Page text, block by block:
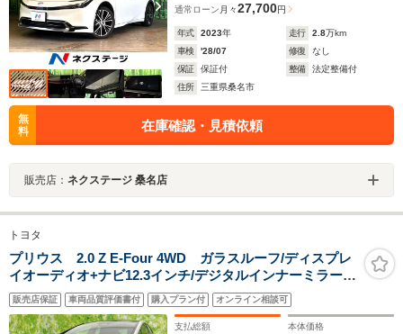
通常ローン 月々27,700円
年式 2023年 走行 2.8万km
車検
'28/07 修復
なし
保証
保証付 整備
法定整備付
住所
三重県桑名市
無
料
在庫確認・見積依頼
販売店： ネクステージ 桑名店
トヨタ
プリウス 2.0 Z E-Four 4WD ガラスルーフ/ディスプレ
イオーディオ+ナビ12.3インチ/デジタルインナーミラー/
トヨタセーフティセンス/エアーシート 前席/全方位モニタ
ー/車線逸脱防止支援システム/シート 合皮
販売店保証 車両品質評価書付 購入プラン付 オンライン相談可
支払総額 本体価格